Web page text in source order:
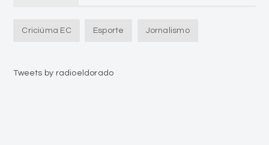
Criciúma EC Esporte Jornalismo
Tweets by radioeldorado